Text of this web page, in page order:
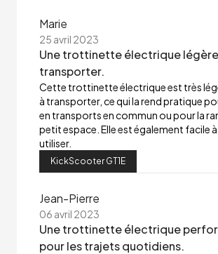
Marie
25 avril 2023
Une trottinette électrique
transporter.
Cette trottinette électrique est très
à transporter, ce qui la rend pratique
en transports en commun ou pour la
petit espace. Elle est également facile
utiliser.
KickScooter GT1E
Jean-Pierre
06 avril 2023
Une trottinette électrique
pour les trajets quotidiens.